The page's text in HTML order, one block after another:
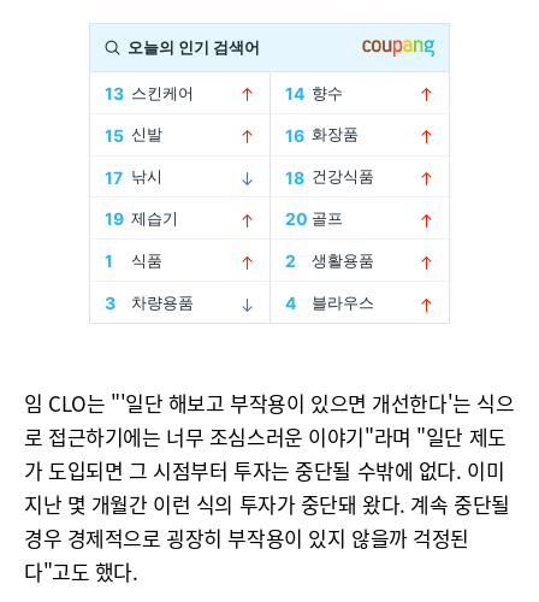
임 CLO는 "'일단 해보고 부작용이 있으면 개선한다'는 식으
로 접근하기에는 너무 조심스러운 이야기"라며 "일단 제도
가 도입되면 그 시점부터 투자는 중단될 수밖에 없다. 이미
지난 몇 개월간 이런 식의 투자가 중단돼 왔다. 계속 중단될
경우 경제적으로 굉장히 부작용이 있지 않을까 걱정된
다"고도 했다.